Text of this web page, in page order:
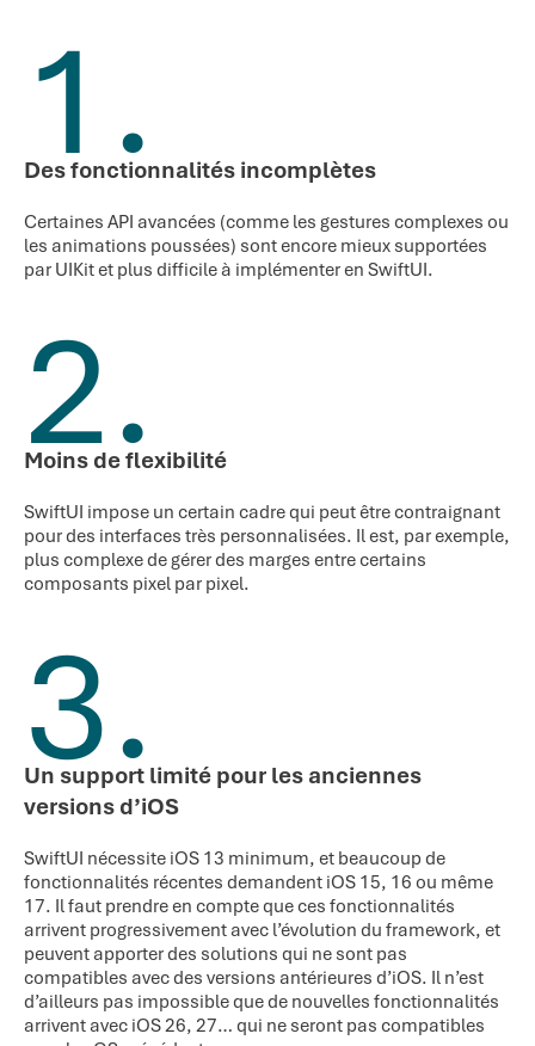
1.
Des fonctionnalités incomplètes
Certaines API avancées (comme les gestures complexes ou
les animations poussées) sont encore mieux supportées
par UIKit et plus difficile à implémenter en SwiftUI.
2.
Moins de flexibilité
SwiftUI impose un certain cadre qui peut être contraignant
pour des interfaces très personnalisées. Il est, par exemple,
plus complexe de gérer des marges entre certains
composants pixel par pixel.
3.
Un support limité pour les anciennes
versions d’iOS
SwiftUI nécessite iOS 13 minimum, et beaucoup de
fonctionnalités récentes demandent iOS 15, 16 ou même
17. Il faut prendre en compte que ces fonctionnalités
arrivent progressivement avec l’évolution du framework, et
peuvent apporter des solutions qui ne sont pas
compatibles avec des versions antérieures d’iOS. Il n’est
d’ailleurs pas impossible que de nouvelles fonctionnalités
arrivent avec iOS 26, 27… qui ne seront pas compatibles